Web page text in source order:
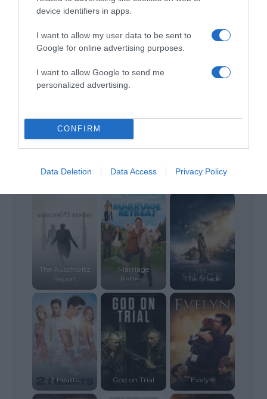
device identifiers in apps.
I want to allow my user data to be sent to
Google for online advertising purposes.
I want to allow Google to send me
personalized advertising.
CONFIRM
Data Deletion Data Access Privacy Policy
Peace River What if…
Un antrenor de
legendă
The Story of
The Man of
The Blind Side
The Auschwitz
Report
Marriage
Retreat
The Shack
2 Hearts God on Trial Evelyn